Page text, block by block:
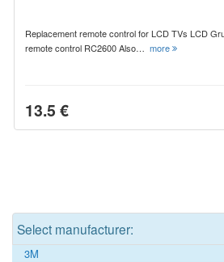
Replacement remote control for LCD TVs LCD
remote control RC2600 Also… more
13.5 €
Select manufacturer:
3M